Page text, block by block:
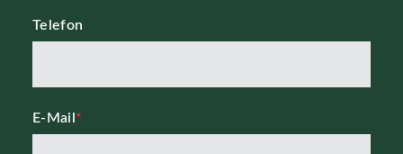
Telefon
E-Mail *